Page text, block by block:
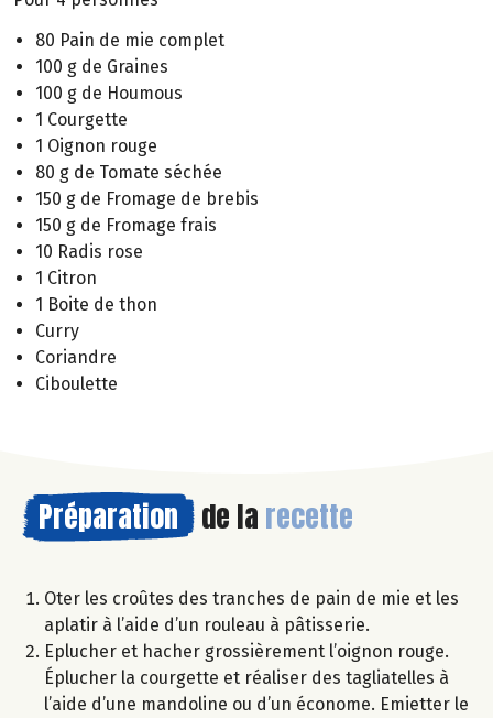
80 Pain de mie complet
100 g de Graines
100 g de Houmous
1 Courgette
1 Oignon rouge
80 g de Tomate séchée
150 g de Fromage de brebis
150 g de Fromage frais
10 Radis rose
1 Citron
1 Boite de thon
Curry
Coriandre
Ciboulette
Préparation de la recette
Oter les croûtes des tranches de pain de mie et les
aplatir à l’aide d’un rouleau à pâtisserie.
Eplucher et hacher grossièrement l’oignon rouge.
Éplucher la courgette et réaliser des tagliatelles à
l’aide d’une mandoline ou d’un économe. Emietter le